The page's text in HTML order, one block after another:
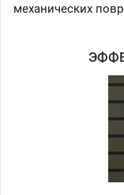
механических